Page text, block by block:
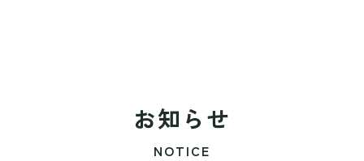
お知らせ
NOTICE